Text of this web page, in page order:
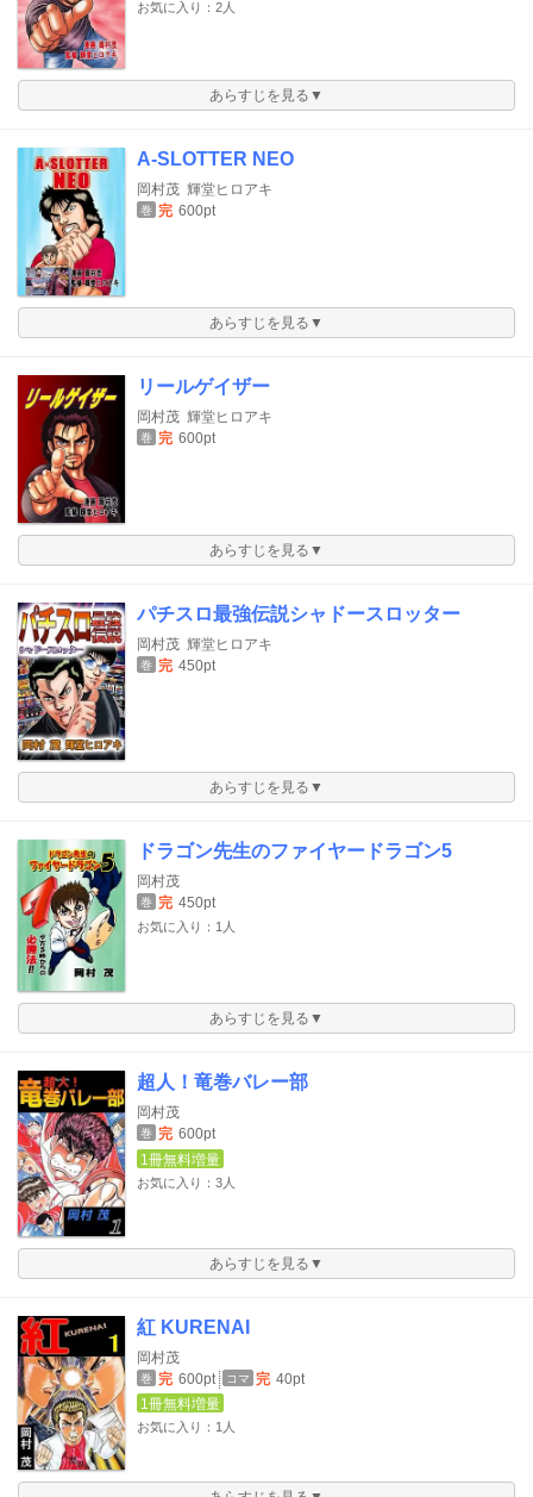
お気に入り：2人
あらすじを見る▼
A-SLOTTER NEO
岡村茂 輝堂ヒロアキ
巻 完 600pt
あらすじを見る▼
リールゲイザー
岡村茂 輝堂ヒロアキ
巻 完 600pt
あらすじを見る▼
パチスロ最強伝説シャドースロッター
岡村茂 輝堂ヒロアキ
巻 完 450pt
あらすじを見る▼
ドラゴン先生のファイヤードラゴン5
岡村茂
巻 完 450pt
お気に入り：1人
あらすじを見る▼
超人！竜巻バレー部
岡村茂
巻 完 600pt
1冊無料増量
お気に入り：3人
あらすじを見る▼
紅 KURENAI
岡村茂
巻 完 600pt コマ 完 40pt
1冊無料増量
お気に入り：1人